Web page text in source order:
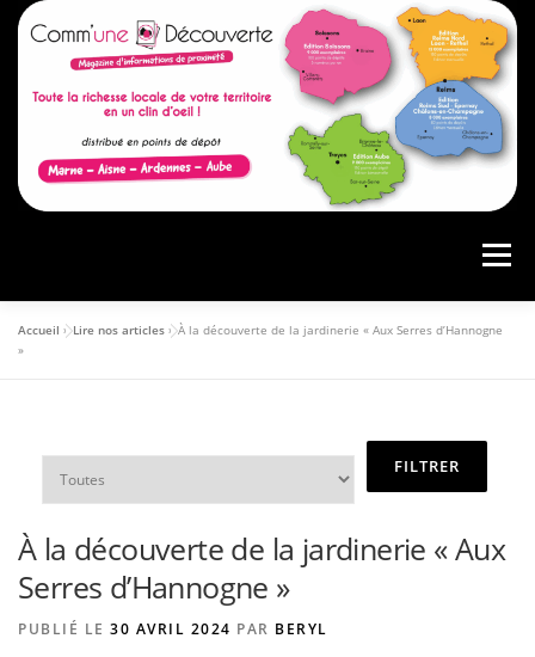
Menu
Accueil »Lire nos articles »À la découverte de la jardinerie « Aux Serres d’Hannogne
»
À la découverte de la jardinerie « Aux
Serres d’Hannogne »
PUBLIÉ LE 30 AVRIL 2024 PAR BERYL